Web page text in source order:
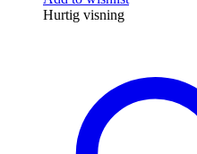
Hurtig visning